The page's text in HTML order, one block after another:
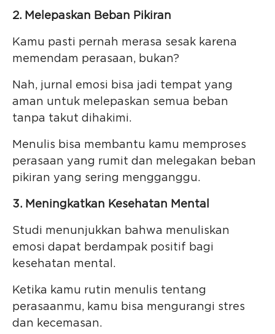
2. Melepaskan Beban Pikiran
Kamu pasti pernah merasa sesak karena
memendam perasaan, bukan?
Nah, jurnal emosi bisa jadi tempat yang
aman untuk melepaskan semua beban
tanpa takut dihakimi.
Menulis bisa membantu kamu memproses
perasaan yang rumit dan melegakan beban
pikiran yang sering mengganggu.
3. Meningkatkan Kesehatan Mental
Studi menunjukkan bahwa menuliskan
emosi dapat berdampak positif bagi
kesehatan mental.
Ketika kamu rutin menulis tentang
perasaanmu, kamu bisa mengurangi stres
dan kecemasan.